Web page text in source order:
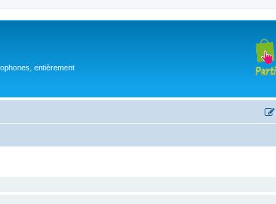
entièrement